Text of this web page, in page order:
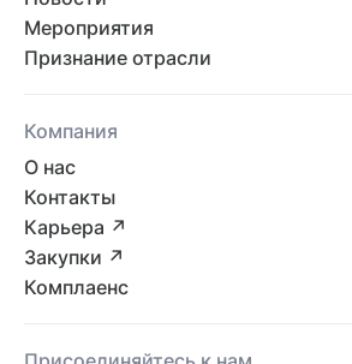
Мероприятия
Признание отрасли
Компания
О нас
Контакты
Карьера ↗
Закупки ↗
Комплаенс